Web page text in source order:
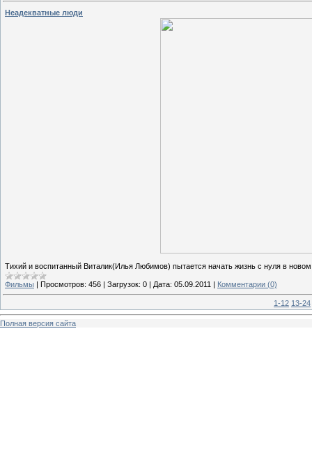
Неадекватные люди
Тихий и воспитанный Виталик(Илья Любимов) пытается начать жизнь с нуля в
Фильмы | Просмотров: 456 | Загрузок: 0 | Дата: 05.09.2011 | Комментарии (0)
1-12 13-24
Полная версия сайта